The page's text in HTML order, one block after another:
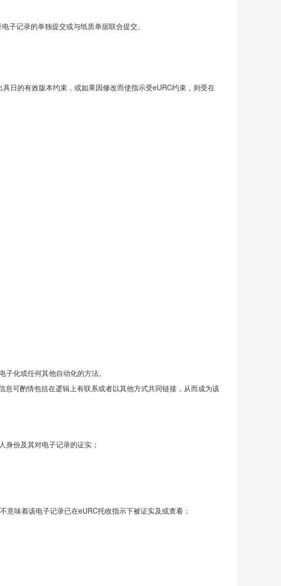
子记录的单独提交或与纸质单据联合提交。
日的有效版本约束，或如果因修改而使指示受eURC约束，则受在
化或任何其他自动化的方法。
息可酌情包括在逻辑上有联系或者以其他方式共同链接，从而成为该
身份及其对电子记录的证实；
味着该电子记录已在eURC托收指示下被证实及或查看；